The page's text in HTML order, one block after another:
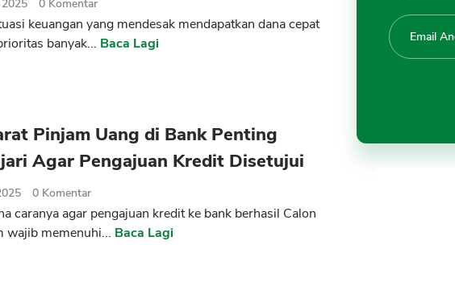
2025 0 Komentar
keuangan yang mendesak mendapatkan dana cepat
banyak... Baca Lagi
Pinjam Uang di Bank Penting
Agar Pengajuan Kredit Disetujui
0 Komentar
caranya agar pengajuan kredit ke bank berhasil Calon
wajib memenuhi... Baca Lagi